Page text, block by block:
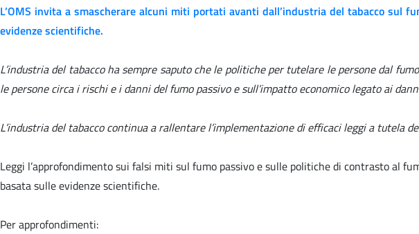
L’OMS invita a smascherare alcuni miti portati avanti dall’industria del tabacco sul
evidenze scientifiche.
L’industria del tabacco ha sempre saputo che le politiche per tutelare le persone dal
le persone circa i rischi e i danni del fumo passivo e sull’impatto economico legato ai
L’industria del tabacco continua a rallentare l’implementazione di efficaci leggi a tutela
Leggi l’approfondimento sui falsi miti sul fumo passivo e sulle politiche di contrasto al
basata sulle evidenze scientifiche.
Per approfondimenti: